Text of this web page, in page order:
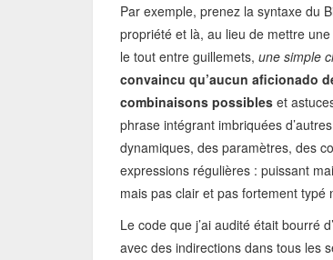
Par exemple, prenez la syntaxe du
propriété et là, au lieu de mettre
le tout entre guillemets, une simple
convaincu qu’aucun aficionado
combinaisons possibles et
phrase intégrant imbriquées
dynamiques, des paramètres, des
expressions régulières : puissant
mais pas clair et pas fortement
Le code que j’ai audité était bourré
avec des indirections dans tous les